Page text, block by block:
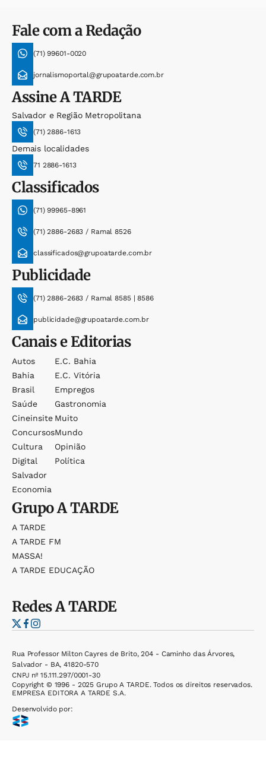
Fale com a Redação
(71) 99601-0020
jornalismoportal@grupoatarde.com.br
AssineA TARDE
Salvador e Região Metropolitana
(71) 2886-1613
Demais localidades
71 2886-1613
Classificados
(71) 99965-8961
(71) 2886-2683 / Ramal 8526
classificados@grupoatarde.com.br
Publicidade
(71) 2886-2683 / Ramal 8585 | 8586
publicidade@grupoatarde.com.br
Canais e Editorias
Autos
Bahia
Brasil
Saúde
Cineinsite
Concursos
Cultura
Digital
Salvador
Economia
E.c. Bahia
E.c. Vitória
Empregos
Gastronomia
Muito
Mundo
Opinião
Política
GrupoA TARDE
A TARDE
A TARDE FM
MASSA!
A TARDE EDUCAÇÃO
RedesA TARDE
Rua Professor Milton Cayres de Brito, 204 - Caminho das Árvores,
Salvador - BA, 41820-570
CNPJ nº 15.111.297/0001-30
Copyright © 1996 - 2025 Grupo A TARDE. Todos os direitos reservados.
EMPRESA EDITORA A TARDE S.A.
Desenvolvido por: